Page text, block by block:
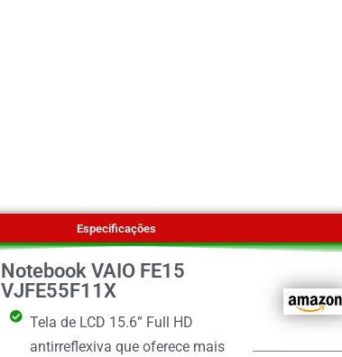
Especificações
Notebook VAIO FE15
VJFE55F11X
Tela de LCD 15.6” Full HD
antirreflexiva que oferece mais